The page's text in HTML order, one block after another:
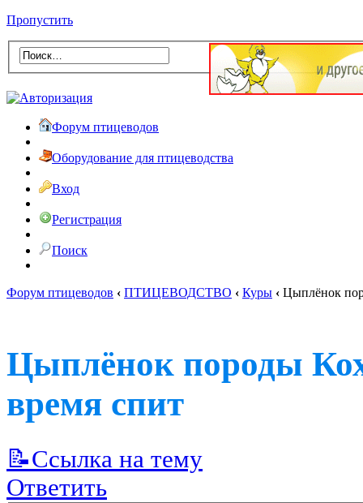
Пропустить
Форум птицеводов
Оборудование для птицеводства
Вход
Регистрация
Поиск
Форум птицеводов ‹ ПТИЦЕВОДСТВО ‹ Куры ‹ Цыплёнок
Цыплёнок породы
время спит
📝Ссылка на тему
Ответить